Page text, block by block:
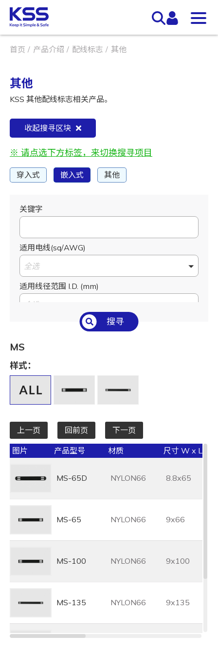
首页 产品介绍 配线标志 其他
其他
KSS 其他配线标志相关产品。
收起搜寻区块
※ 请点选下方标签，来切换搜寻项目
穿入式 嵌入式 其他
关键字
适用电线(sq/AWG)
全选
适用线径范围 I.D. (mm)
全选
全选
搜寻
MS
样式：
上一页 回前页 下一页
图片 产品型号 材质 尺寸 W x L
MS-65D NYLON66 8.8x65
MS-65 NYLON66 9x66
MS-100 NYLON66 9x100
MS-135 NYLON66 9x135